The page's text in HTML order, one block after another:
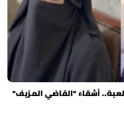
أشقاء "القاضي المزيف"